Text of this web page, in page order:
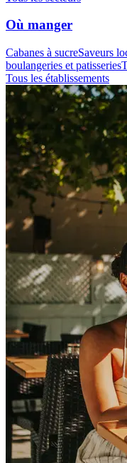
Où manger
Cabanes à sucreSaveurs
boulangeries et patisseries
Tous les établissements